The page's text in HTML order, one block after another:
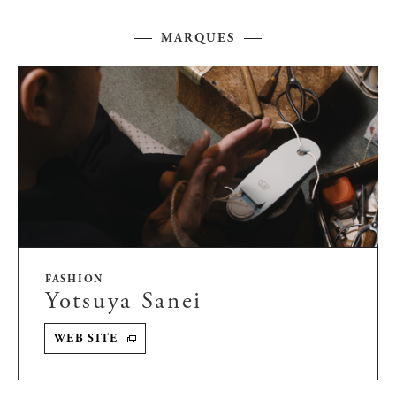
MARQUES
FASHION
Yotsuya Sanei
WEB SITE